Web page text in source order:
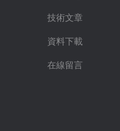
技術文章
資料下載
在線留言